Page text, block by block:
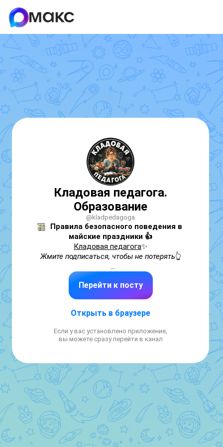
Кладовая педагога.
Образование
@kladpedagoga
Правила безопасного поведения в
майские праздники 👍
Кладовая педагога
Жмите подписаться, чтобы не потерять👆
Сказать "СПАСИБО" можно оставив
реакцию👍❤️🔥
Перейти к посту
Открыть в браузере
Если у вас установлено приложение,
вы можете сразу перейти в канал